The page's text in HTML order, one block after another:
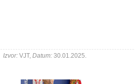
Izvor: VJT, Datum: 30.01.2025.